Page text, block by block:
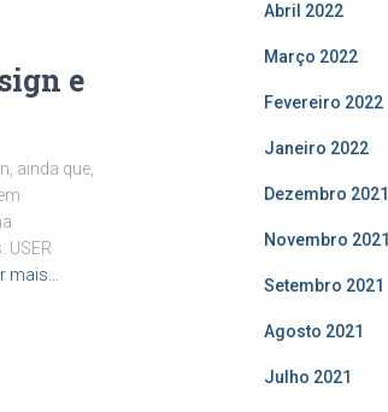
e
ainda que,
USER
mais…
Abril 2022
Março 2022
Fevereiro 2022
Janeiro 2022
Dezembro 2021
Novembro 2021
Setembro 2021
Agosto 2021
Julho 2021